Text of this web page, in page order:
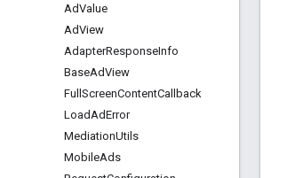
AdValue
AdView
AdapterResponseInfo
BaseAdView
Full ScreenContentCallback
LoadAdError
MediationUtils
MobileAds